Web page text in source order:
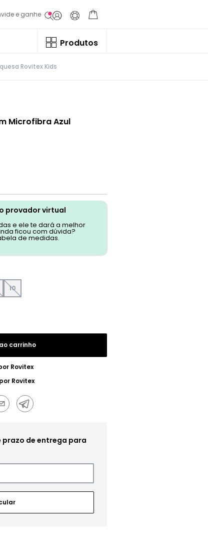
e ganhe
Produtos
Rovitex Kids
Microfibra Azul
provador virtual
e ele te dará a melhor
ficou com dúvida?
de medidas.
10
carrinho
Rovitex
Rovitex